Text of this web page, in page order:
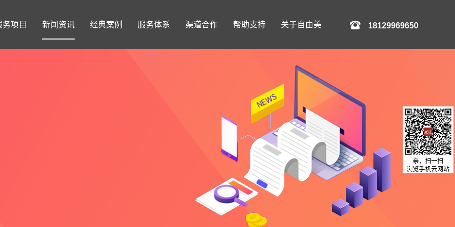
务项目 新闻资讯 经典案例 服务体系 渠道合作 帮助支持 关于自由美 18129969650
亲，扫一扫
浏览手机云网站